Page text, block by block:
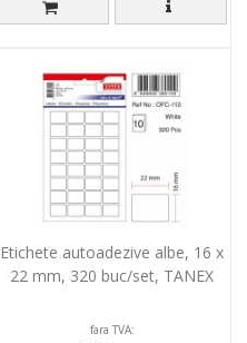
Etichete autoadezive albe, 16 x
22 mm, 320 buc/set, TANEX
fara TVA: